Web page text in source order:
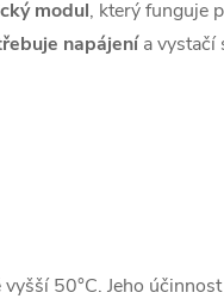
modul, který funguje
napájenía vystačí
50°C. Jeho